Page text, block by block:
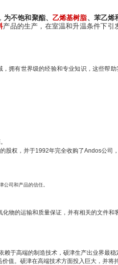
为不饱和聚酯、 乙烯基树脂、苯乙烯
产品的生产，在室温和升温条件下引
拥有世界级的经验和专业知识，这些帮助
。
的股权，并于1992年完全收购了Andos公司
公司和产品的信任。
化物的运输和质量保证，并有相关的文件和
赖于高端的制造技术， 硕津生产出业界最稳
值。 硕津在高端技术方面投入巨大，并将